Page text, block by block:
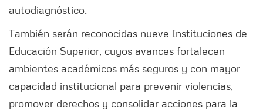
autodiagnóstico.
También serán reconocidas nueve Instituciones de
Educación Superior, cuyos avances fortalecen
ambientes académicos más seguros y con mayor
capacidad institucional para prevenir violencias,
promover derechos y consolidar acciones para la